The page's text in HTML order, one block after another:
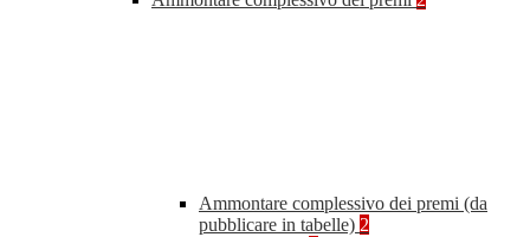
Ammontare complessivo dei premi (da
pubblicare in tabelle) 2